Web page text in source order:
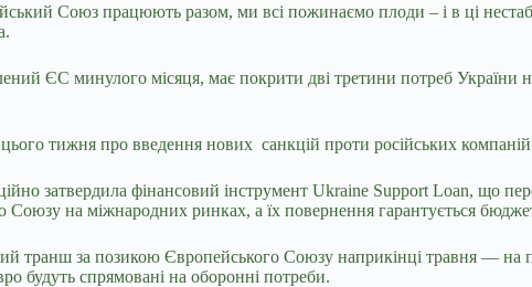
Союз працюють разом, ми всі пожинаємо плоди – і в ці
ЄС минулого місяця, має покрити дві третини потреб України
тижня про введення нових санкцій проти російських
затвердила фінансовий інструмент Ukraine Support Loan, що
Союзу на міжнародних ринках, а їх повернення гарантується
транш за позикою Європейського Союзу наприкінці травня —
будуть спрямовані на оборонні потреби.